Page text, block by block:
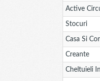
Active
Stocuri
Casa Si
Creante
Cheltuieli